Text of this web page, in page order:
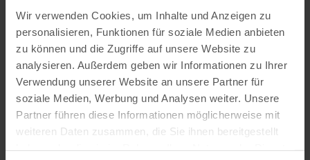
Wir verwenden Cookies, um Inhalte und Anzeigen zu
personalisieren, Funktionen für soziale Medien anbieten
zu können und die Zugriffe auf unsere Website zu
analysieren. Außerdem geben wir Informationen zu Ihrer
Verwendung unserer Website an unsere Partner für
soziale Medien, Werbung und Analysen weiter. Unsere
Partner führen diese Informationen möglicherweise mit
weiteren Daten zusammen, die Sie ihnen bereitgestellt
per Google Maps
Anfahrt von: